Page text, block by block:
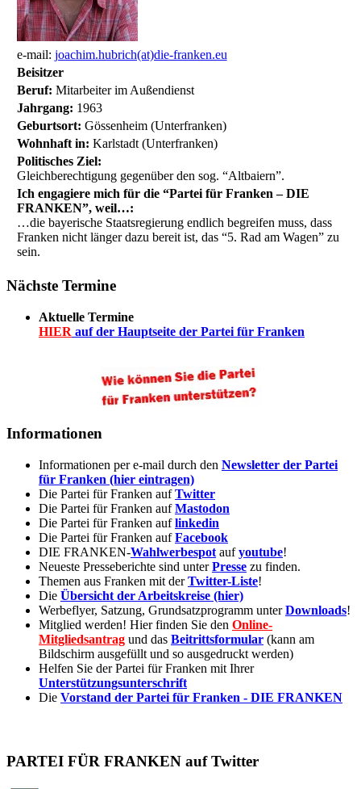
e-mail: joachim.hubrich(at)die-franken.eu
Beisitzer
Beruf: Mitarbeiter im Außendienst
Jahrgang: 1963
Geburtsort: Gössenheim (Unterfranken)
Wohnhaft in: Karlstadt (Unterfranken)
Politisches Ziel:
Gleichberechtigung gegenüber den sog. “Altbaiern”.
Ich engagiere mich für die “Partei für Franken – DIE
FRANKEN”, weil…:
…die bayerische Staatsregierung endlich begreifen muss, dass
Franken nicht länger dazu bereit ist, das “5. Rad am Wagen” zu
sein.
Nächste Termine
Aktuelle Termine
HIER auf der Hauptseite der Partei für Franken
Informationen
Informationen per e-mail durch den Newsletter der Partei
für Franken (hier eintragen)
Die Partei für Franken aufTwitter
Die Partei für Franken aufMastodon
Die Partei für Franken auflinkedin
Die Partei für Franken aufFacebook
DIE FRANKEN-Wahlwerbespot aufyoutube!
Neueste Presseberichte sind unterPresse zu finden.
Themen aus Franken mit derTwitter-Liste!
Die Übersicht der Arbeitskreise (hier)
Werbeflyer, Satzung, Grundsatzprogramm unterDownloads!
Mitglied werden! Hier finden Sie den Online-
Mitgliedsantrag und das Beitrittsformular (kann am
Bildschirm ausgefüllt und so ausgedruckt werden)
Helfen Sie der Partei für Franken mit Ihrer
Unterstützungsunterschrift
Die Vorstand der Partei für Franken - DIE FRANKEN
PARTEI FÜR FRANKEN auf Twitter